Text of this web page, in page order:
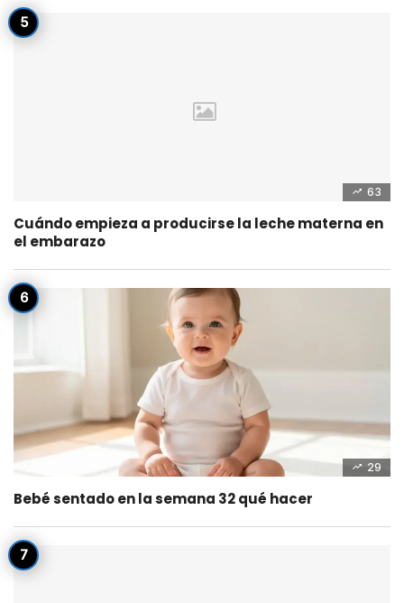
63
Cuándo empieza a producirse la leche materna en
el embarazo
29
Bebé sentado en la semana 32 qué hacer